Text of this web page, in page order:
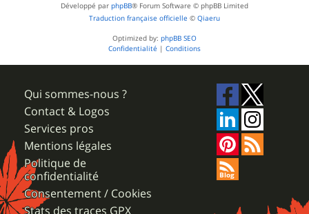
Développé par phpBB® Forum Software © phpBB Limited
Traduction française officielle © Qiaeru
Optimized by: phpBB SEO
Confidentialité | Conditions
Qui sommes-nous ?
Contact & Logos
Services pros
Mentions légales
Politique de
confidentialité
Consentement / Cookies
Stats des traces GPX